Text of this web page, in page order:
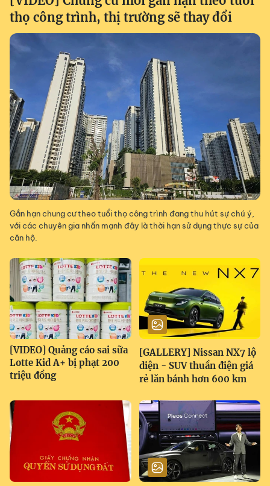
thọ công trình, thị trường sẽ thay đổi
Gắn hạn chung cư theo tuổi thọ công trình đang thu hút sự chú ý,
với các chuyên gia nhấn mạnh đây là thời hạn sử dụng thực sự của
căn hộ.
[VIDEO] Quảng cáo sai sữa
Lotte Kid A+ bị phạt 200
triệu đồng
[GALLERY] Nissan NX7 lộ
diện - SUV thuần điện giá
rẻ lăn bánh hơn 600 km